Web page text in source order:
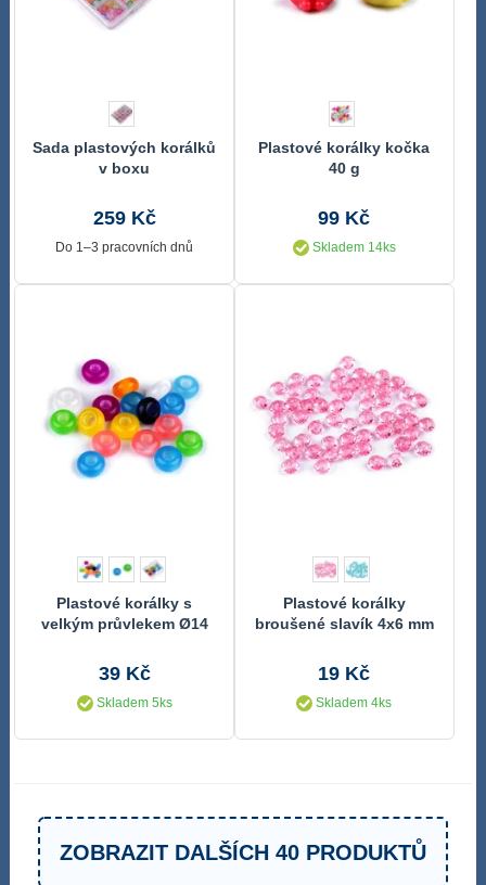
Sada plastových korálků
v boxu
259 Kč
Do 1–3 pracovních dnů
Plastové korálky kočka
40 g
99 Kč
Skladem 14ks
Plastové korálky s
velkým průvlekem Ø14
39 Kč
Skladem 5ks
Plastové korálky
broušené slavík 4x6 mm
19 Kč
Skladem 4ks
ZOBRAZIT DALŠÍCH 40 PRODUKTŮ